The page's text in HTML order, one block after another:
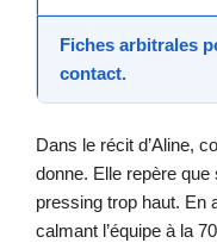
Fiches arbitrales
contact.
Dans le récit d’Aline,
donne. Elle repère que
pressing trop haut. En
calmant l’équipe à la